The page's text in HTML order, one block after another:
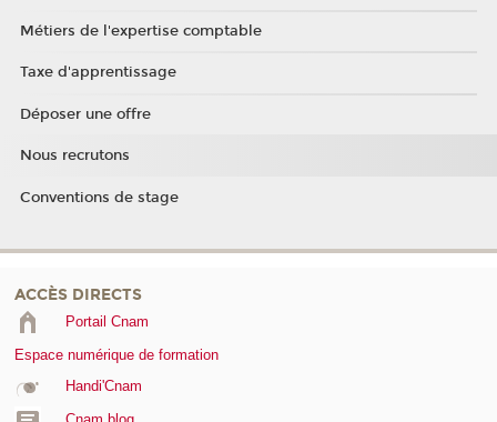
Métiers de l'expertise comptable
Taxe d'apprentissage
Déposer une offre
Nous recrutons
Conventions de stage
ACCÈS DIRECTS
Portail Cnam
Espace numérique de formation
Handi'Cnam